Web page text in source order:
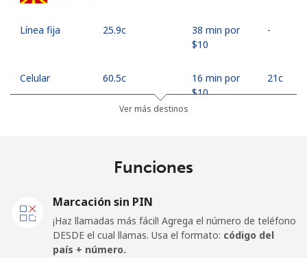
Línea fija ⁦25.9c⁩
38 min por
⁦$10⁩
-
Celular ⁦60.5c⁩
16 min por
⁦$10⁩
⁦21c⁩
⁦92.9c⁩
10 min por
Celular
⁦$10⁩
Ver más destinos
Funciones
Marcación sin PIN
¡Haz llamadas más fácil! Agrega el número de teléfono
DESDE el cual llamas. Usa el formato: código del
país + número.